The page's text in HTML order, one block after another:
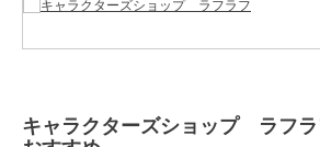
すべての衣類・ファッショ
メンズ
カラー ＊＊
キャラクターズショップ ラフ